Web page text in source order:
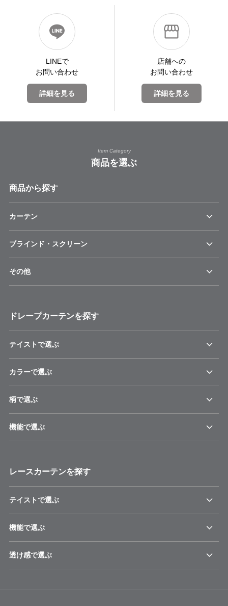
LINEで
お問い合わせ
詳細を見る
店舗への
お問い合わせ
詳細を見る
Item Category
商品を選ぶ
商品から探す
カーテン
ブラインド・スクリーン
その他
ドレープカーテンを探す
テイストで選ぶ
カラーで選ぶ
柄で選ぶ
機能で選ぶ
レースカーテンを探す
テイストで選ぶ
機能で選ぶ
透け感で選ぶ